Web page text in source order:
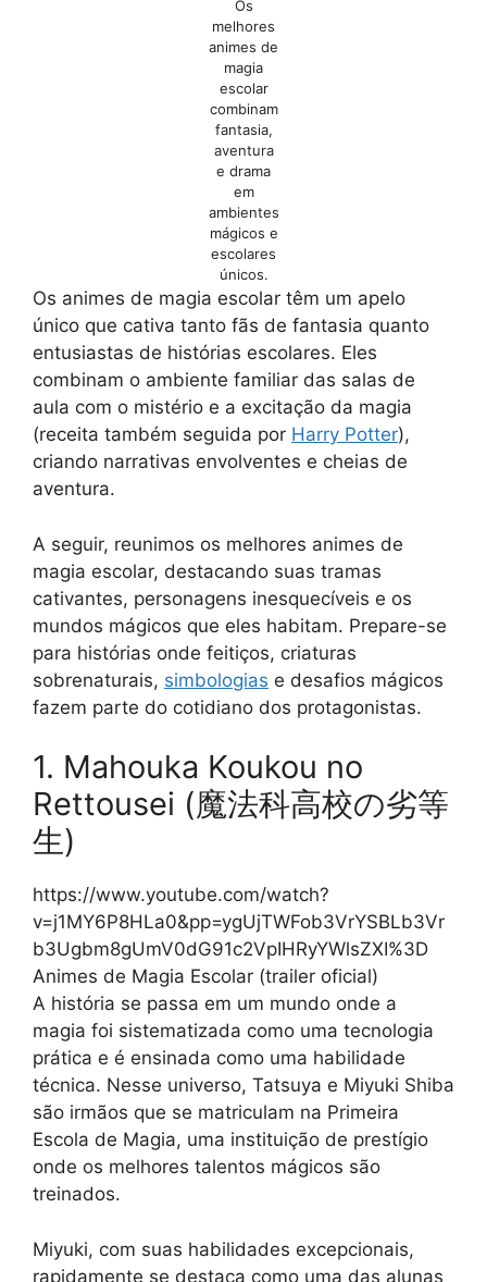
Os
melhores
animes de
magia
escolar
combinam
fantasia,
aventura
e drama
em
ambientes
mágicos e
escolares
únicos.
Os animes de magia escolar têm um apelo
único que cativa tanto fãs de fantasia quanto
entusiastas de histórias escolares. Eles
combinam o ambiente familiar das salas de
aula com o mistério e a excitação da magia
(receita também seguida por Harry Potter),
criando narrativas envolventes e cheias de
aventura.
A seguir, reunimos os melhores animes de
magia escolar, destacando suas tramas
cativantes, personagens inesquecíveis e os
mundos mágicos que eles habitam. Prepare-se
para histórias onde feitiços, criaturas
sobrenaturais, simbologias e desafios mágicos
fazem parte do cotidiano dos protagonistas.
1. Mahouka Koukou no
Rettousei (魔法科高校の劣等
生)
https://www.youtube.com/watch?
v=j1MY6P8HLa0&pp=ygUjTWFob3VrYSBLb3Vr
b3Ugbm8gUmV0dG91c2VpIHRyYWlsZXI%3D
Animes de Magia Escolar (trailer oficial)
A história se passa em um mundo onde a
magia foi sistematizada como uma tecnologia
prática e é ensinada como uma habilidade
técnica. Nesse universo, Tatsuya e Miyuki Shiba
são irmãos que se matriculam na Primeira
Escola de Magia, uma instituição de prestígio
onde os melhores talentos mágicos são
treinados.
Miyuki, com suas habilidades excepcionais,
rapidamente se destaca como uma das alunas